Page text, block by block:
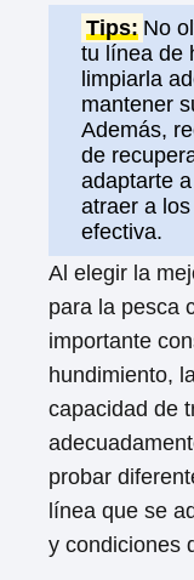
Tips: No
tu línea de
limpiarla
mantener
Además,
de
adaptarte
atraer a
efectiva.
Al elegir la
para la pesca
importante
hundimiento,
capacidad de
probar
línea que se
y condiciones